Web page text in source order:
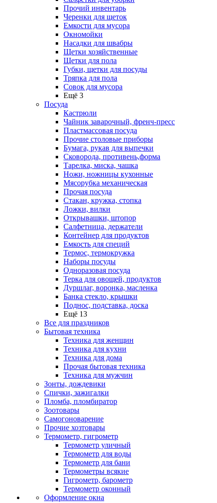
Прочий инвентарь
Черенки для щеток
Емкости для мусора
Окномойки
Насадки для швабры
Щетки хозяйственные
Щетки для пола
Губки, щетки для посуды
Тряпка для пола
Совок для мусора
Ещё 3
Посуда
Кастрюли
Чайник заварочный, френч-пресс
Пластмассовая посуда
Прочие столовые приборы
Бумага, рукав для выпечки
Сковорода, противень,форма
Тарелка, миска, чашка
Ножи, ножницы кухонные
Мясорубка механическая
Прочая посуда
Стакан, кружка, стопка
Ложки, вилки
Открывашки, штопор
Салфетница, держатели
Контейнер для продуктов
Емкость для специй
Термос, термокружка
Наборы посуды
Одноразовая посуда
Терка для овощей, продуктов
Дуршлаг, воронка, масленка
Банка стекло, крышки
Поднос, подставка, доска
Ещё 13
Все для праздников
Бытовая техника
Техника для женщин
Техника для кухни
Техника для дома
Прочая бытовая техника
Техника для мужчин
Зонты, дождевики
Спички, зажигалки
Пломба, пломбиратор
Зоотовары
Самогоноварение
Прочие хозтовары
Термометр, гигрометр
Термометр уличный
Термометр для воды
Термометр для бани
Термометры всякие
Гигрометр, барометр
Термометр оконный
Оформление окна